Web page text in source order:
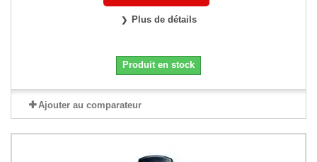
Plus de détails
Produit en stock
Ajouter au comparateur